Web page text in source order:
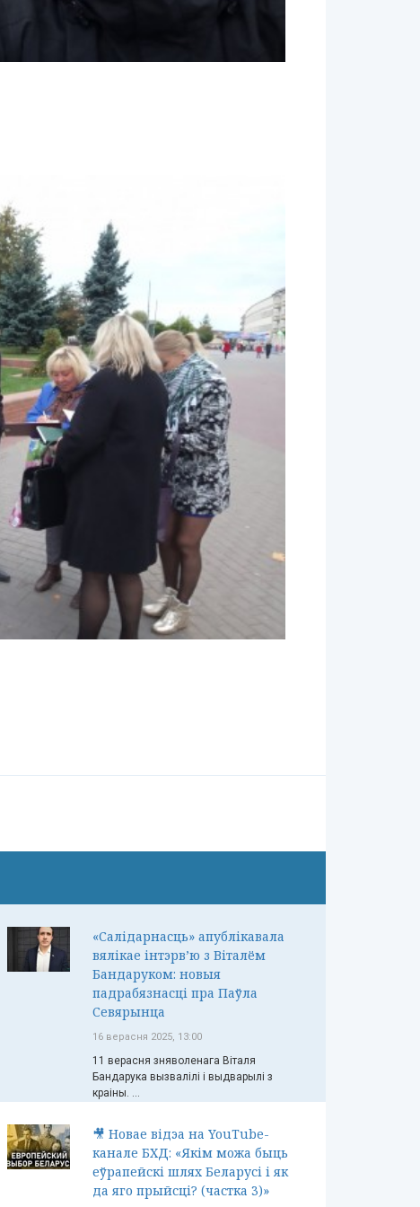
«Салідарнасць» апублікавала
вялікае інтэрв’ю з Віталём
Бандаруком: новыя
падрабязнасці пра Паўла
Севярынца
16 верасня 2025, 13:00
11 верасня зняволенага Віталя
Бандарука вызвалілі і выдварылі з
краіны. ...
🎥 Новае відэа на YouTube-
канале БХД: «Якім можа быць
еўрапейскі шлях Беларусі і як
да яго прыйсці? (частка 3)»